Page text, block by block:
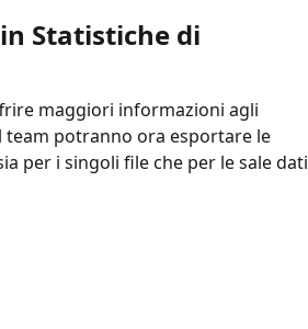
Statistiche di
maggiori informazioni agli
potranno ora esportare le
per i singoli file che per le sale dati